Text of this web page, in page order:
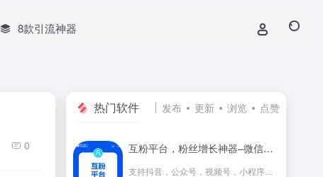
8款引流神器
0
热门软件 发布 更新 浏览 点赞
互粉平台，粉丝增长神器–微信群互粉|互粉大师|互粉软件|互粉平台|互关互粉|微信公众号互粉|互粉盒子|互粉大厅